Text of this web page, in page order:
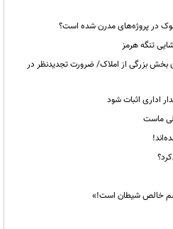
در پروژه‌های مدرن شده است؟
تنگه هرمز
بخش بزرگی از املاک/ ضرورت تجدیدنظر در
اداری اثبات شود
ماست
خالص شیطان است!»